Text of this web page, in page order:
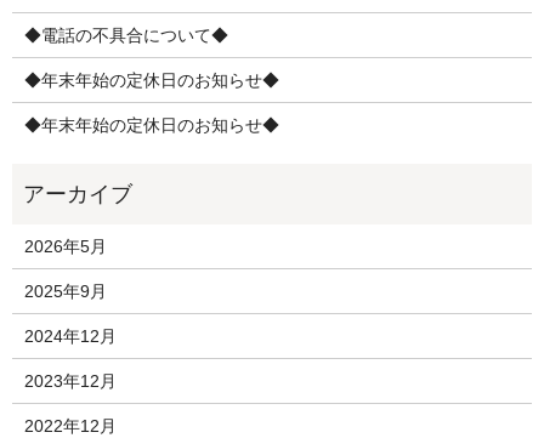
◆電話の不具合について◆
◆年末年始の定休日のお知らせ◆
◆年末年始の定休日のお知らせ◆
2026年5月
2025年9月
2024年12月
2023年12月
2022年12月